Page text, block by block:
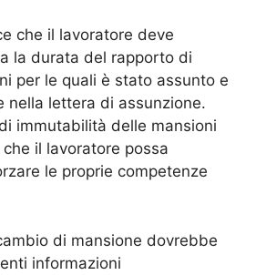
che il lavoratore deve
la durata del rapporto di
per le quali è stato assunto e
nella lettera di assunzione.
immutabilità delle mansioni
il lavoratore possa
le proprie competenze
di mansione dovrebbe
informazioni